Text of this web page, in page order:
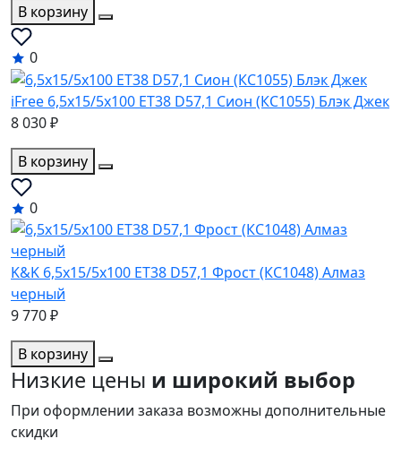
В корзину
0
iFree 6,5x15/5x100 ET38 D57,1 Сион (КС1055) Блэк Джек
8 030 ₽
В корзину
0
K&K 6,5x15/5x100 ET38 D57,1 Фрост (КС1048) Алмаз
черный
9 770 ₽
В корзину
Низкие цены и широкий выбор
При оформлении заказа возможны дополнительные
скидки